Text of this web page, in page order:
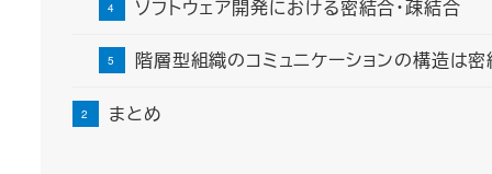
ソフトウェア開発における密結合・疎結合
階層型組織のコミュニケーションの構造は
まとめ